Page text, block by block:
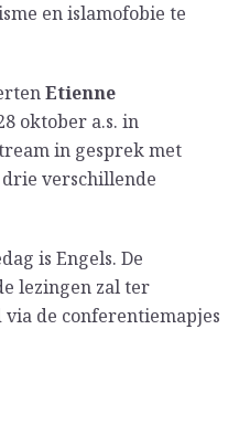
en islamofobie te
Etienne
oktober a.s. in
in gesprek met
verschillende
is Engels. De
lezingen zal ter
de conferentiemapjes